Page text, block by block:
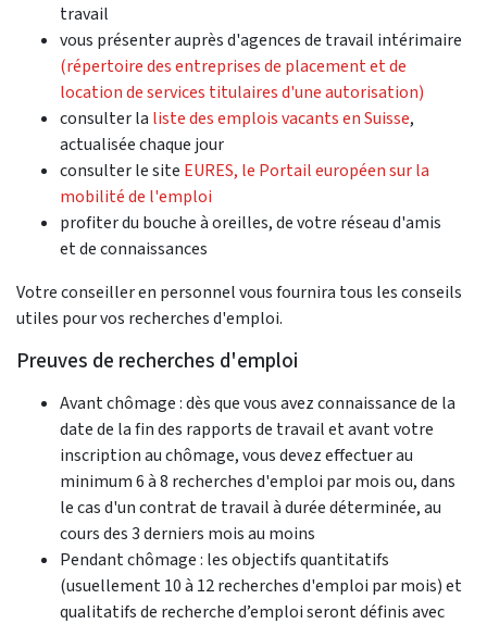
travail
vous présenter auprès d'agences de travail intérimaire
(répertoire des entreprises de placement et de
location de services titulaires d'une autorisation)
consulter la liste des emplois vacants en Suisse,
actualisée chaque jour
consulter le site EURES, le Portail européen sur la
mobilité de l'emploi
profiter du bouche à oreilles, de votre réseau d'amis
et de connaissances
Votre conseiller en personnel vous fournira tous les conseils
utiles pour vos recherches d'emploi.
Preuves de recherches d'emploi
Avant chômage : dès que vous avez connaissance de la
date de la fin des rapports de travail et avant votre
inscription au chômage, vous devez effectuer au
minimum 6 à 8 recherches d'emploi par mois ou, dans
le cas d'un contrat de travail à durée déterminée, au
cours des 3 derniers mois au moins
Pendant chômage : les objectifs quantitatifs
(usuellement 10 à 12 recherches d'emploi par mois) et
qualitatifs de recherche d’emploi seront définis avec